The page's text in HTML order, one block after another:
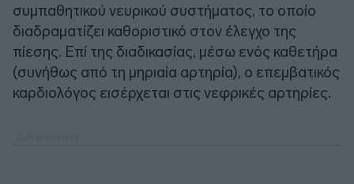
συμπαθητικού νευρικού συστήματος, το οποίο
διαδραματίζει καθοριστικό στον έλεγχο της
πίεσης. Επί της διαδικασίας, μέσω ενός καθετήρα
(συνήθως από τη μηριαία αρτηρία), ο επεμβατικός
καρδιολόγος εισέρχεται στις νεφρικές αρτηρίες.